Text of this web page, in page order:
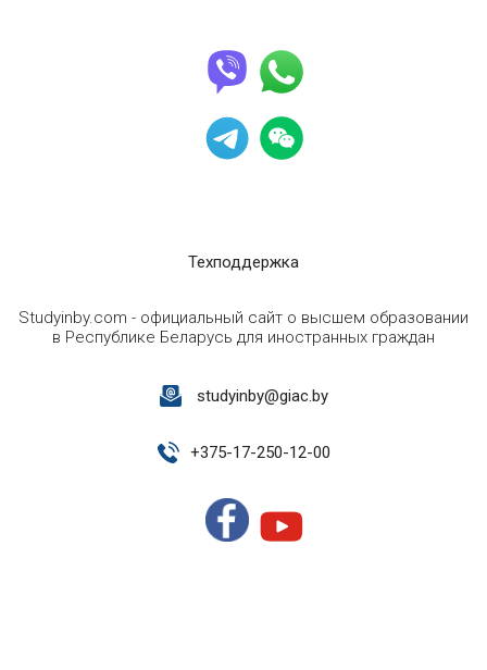
Техподдержка
Studyinby.com - официальный сайт о высшем образовании
в Республике Беларусь для иностранных граждан
studyinby@giac.by
+375-17-250-12-00